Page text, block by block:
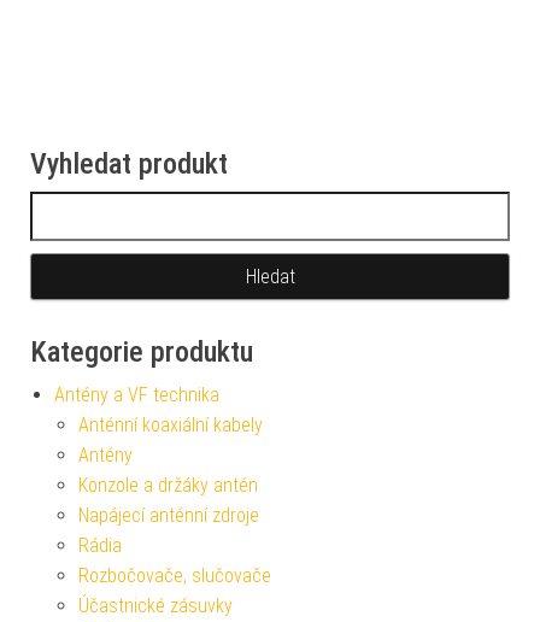
Vyhledat produkt
Kategorie produktu
Antény a VF technika
Anténní koaxiální kabely
Antény
Konzole a držáky antén
Napájecí anténní zdroje
Rádia
Rozbočovače, slučovače
Účastnické zásuvky